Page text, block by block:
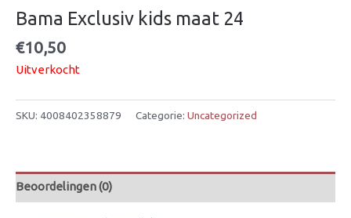
Bama Exclusiv kids maat 24
€10,50
Uitverkocht
SKU: 4008402358879 Categorie: Uncategorized
Beoordelingen (0)